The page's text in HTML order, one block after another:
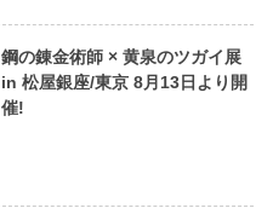
鋼の錬金術師 × 黄泉のツガイ展
in 松屋銀座/東京 8月13日より開
催!